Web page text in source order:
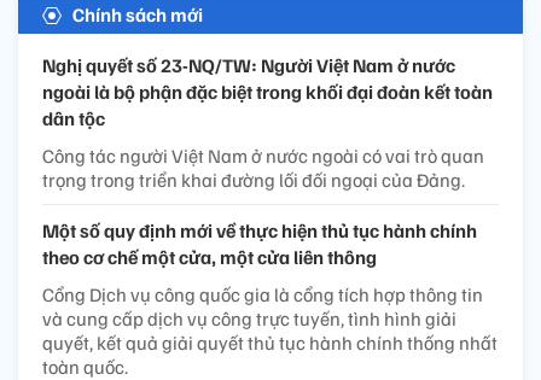
Chính sách mới
Nghị quyết số 23-NQ/TW: Người Việt Nam ở nước
ngoài là bộ phận đặc biệt trong khối đại đoàn kết toàn
dân tộc
Công tác người Việt Nam ở nước ngoài có vai trò quan
trọng trong triển khai đường lối đối ngoại của Đảng.
Một số quy định mới về thực hiện thủ tục hành chính
theo cơ chế một cửa, một cửa liên thông
Cổng Dịch vụ công quốc gia là cổng tích hợp thông tin
và cung cấp dịch vụ công trực tuyến, tình hình giải
quyết, kết quả giải quyết thủ tục hành chính thống nhất
toàn quốc.